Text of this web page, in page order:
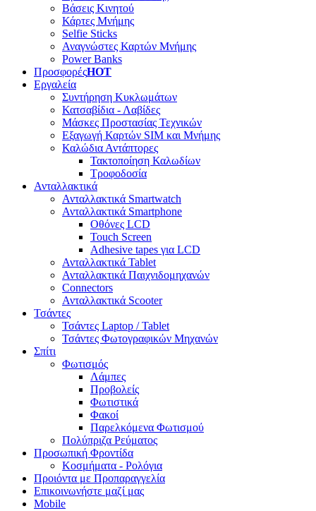
Βάσεις Κινητού
Κάρτες Μνήμης
Selfie Sticks
Αναγνώστες Καρτών Μνήμης
Power Banks
ΠροσφορέςHOT
Εργαλεία
Συντήρηση Κυκλωμάτων
Κατσαβίδια - Λαβίδες
Μάσκες Προστασίας Τεχνικών
Εξαγωγή Καρτών SIM και Μνήμης
Καλώδια Αντάπτορες
Τακτοποίηση Καλωδίων
Τροφοδοσία
Ανταλλακτικά
Ανταλλακτικά Smartwatch
Ανταλλακτικά Smartphone
Οθόνες LCD
Touch Screen
Adhesive tapes για LCD
Ανταλλακτικά Tablet
Ανταλλακτικά Παιχνιδομηχανών
Connectors
Ανταλλακτικά Scooter
Τσάντες
Τσάντες Laptop / Tablet
Τσάντες Φωτoγραφικών Μηχανών
Σπίτι
Φωτισμός
Λάμπες
Προβολείς
Φωτιστικά
Φακοί
Παρελκόμενα Φωτισμού
Πολύπριζα Ρεύματος
Προσωπική Φροντίδα
Κοσμήματα - Ρολόγια
Προιόντα με Προπαραγγελία
Επικοινωνήστε μαζί μας
Mobile